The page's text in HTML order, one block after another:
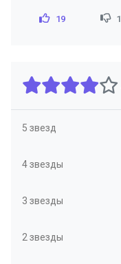
19 1
5 звезд
4 звезды
3 звезды
2 звезды